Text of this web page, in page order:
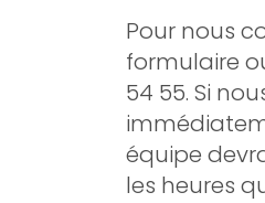
Pour nous
formulaire
54 55. Si
équipe
les heures